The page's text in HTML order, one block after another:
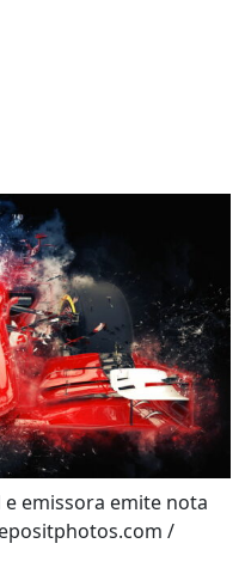
e emissora emite nota
/